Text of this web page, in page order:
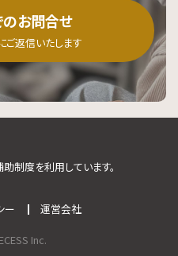
のお問合せ
返信いたします
制度を利用しています。
ー 運営会社
Inc.